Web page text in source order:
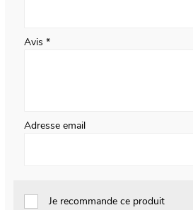
Avis
Adresse email
Je recommande ce produit